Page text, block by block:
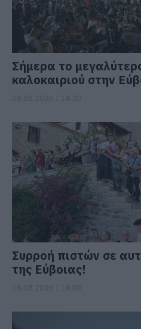
Σήμερα το
καλοκαιριού στην
Συρροή πιστών σε
της Εύβοιας!